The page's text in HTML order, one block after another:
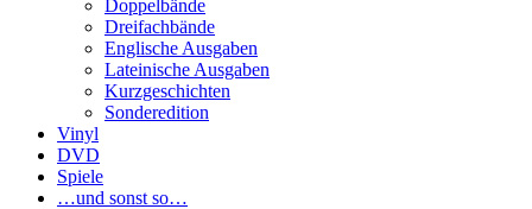
Doppelbände
Dreifachbände
Englische Ausgaben
Lateinische Ausgaben
Kurzgeschichten
Sonderedition
Vinyl
DVD
Spiele
…und sonst so…